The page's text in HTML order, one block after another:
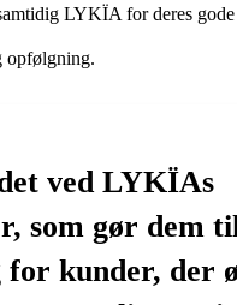
LYKÏA for deres gode
opfølgning.
ved LYKÏAs
som gør dem
for kunder, der